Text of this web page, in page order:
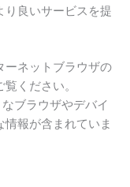
り良いサービスを提
ーネットブラウザの
ください。
ブラウザやデバイ
報が含まれていま